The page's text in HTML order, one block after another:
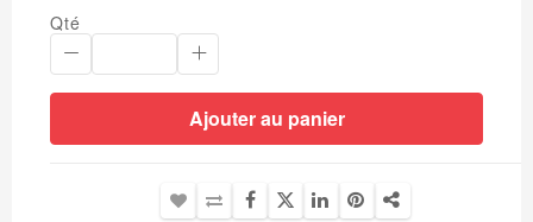
Qté
Ajouter au panier